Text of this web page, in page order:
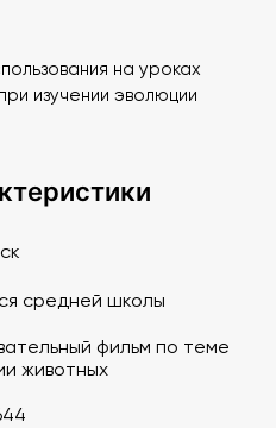
на уроках
изучении эволюции
средней школы
фильм по теме
животных